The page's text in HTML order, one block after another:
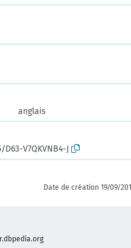
anglais
V7QKVNB4-J
Date de création 19/09/